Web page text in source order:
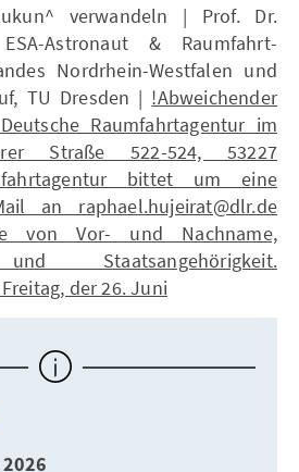
verwandeln | Prof. Dr.
Astronaut & Raumfahrt-
Nordrhein-Westfalen und
TU Dresden | !Abweichender
Raumfahrtagentur im
Straße 522-524, 53227
bittet um eine
an raphael.hujeirat@dlr.de
von Vor- und Nachname,
Staatsangehörigkeit.
der 26. Juni